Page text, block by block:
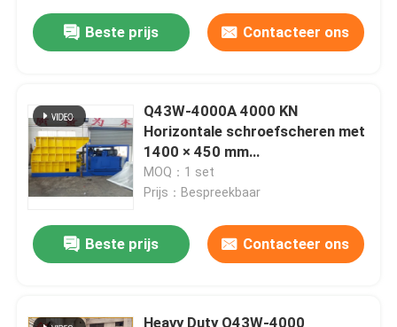
Beste prijs Contacteer ons
Q43W-4000A 4000 KN
Horizontale schroefscheren met
1400 × 450 mm
ontladingsopening
MOQ：1 set
Prijs：Bespreekbaar
Beste prijs Contacteer ons
Heavy Duty Q43W-4000